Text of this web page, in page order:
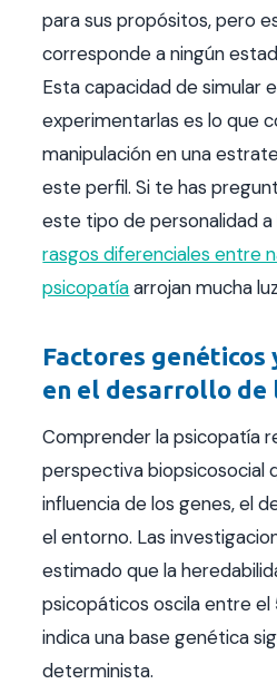
para sus propósitos, pero
corresponde a ningún
Esta capacidad de simular
experimentarlas es lo que
manipulación en una
este perfil. Si te has
este tipo de personalidad a
rasgos diferenciales entre
psicopatíaarrojan mucha
Factores genéticos
en el desarrollo de
Comprender la psicopatía
perspectiva biopsicosocial
influencia de los genes, el
el entorno. Las
estimado que la
psicopáticos oscila entre el
indica una base genética
determinista.